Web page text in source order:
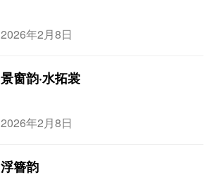
2026年2月8日
景窗韵·水拓裳
2026年2月8日
浮簪韵